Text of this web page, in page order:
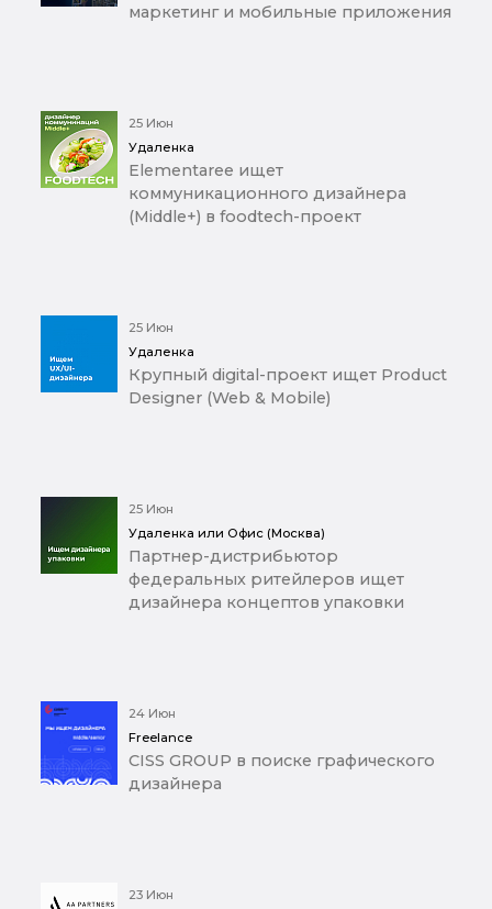
маркетинг и мобильные приложения
25 Июн
Удаленка
Elementaree ищет
коммуникационного дизайнера
(Middle+) в foodtech-проект
25 Июн
Удаленка
Крупный digital-проект ищет Product
Designer (Web & Mobile)
25 Июн
Удаленка или Офис (Москва)
Партнер-дистрибьютор
федеральных ритейлеров ищет
дизайнера концептов упаковки
24 Июн
Freelance
CISS GROUP в поиске графического
дизайнера
23 Июн